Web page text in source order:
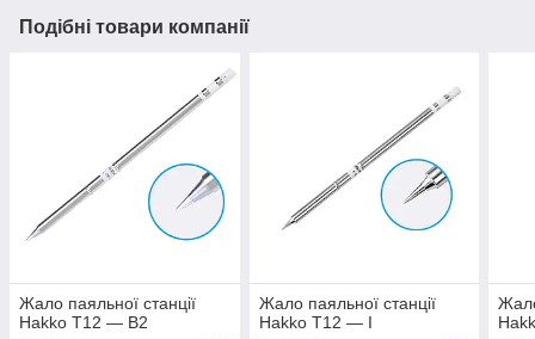
Подібні товари компанії
Жало паяльної станції
Hakko T12 — B2
Жало паяльної станції
Hakko T12 — I